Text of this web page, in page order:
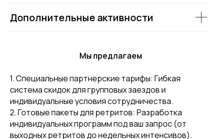
Дополнительные активности
Мы предлагаем
1. Специальные партнерские тарифы: Гибкая
система скидок для групповых заездов и
индивидуальные условия сотрудничества.
2. Готовые пакеты для ретритов: Разработка
индивидуальных программ под ваш запрос (от
выходных ретритов до недельных интенсивов).